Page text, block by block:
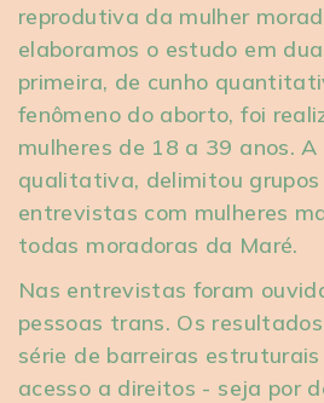
reprodutiva da mulher
elaboramos o estudo em
primeira, de cunho
fenômeno do aborto, foi
mulheres de 18 a 39 anos.
qualitativa, delimitou
entrevistas com mulheres
todas moradoras da Maré.
Nas entrevistas foram
pessoas trans. Os
série de barreiras
acesso a direitos - seja por